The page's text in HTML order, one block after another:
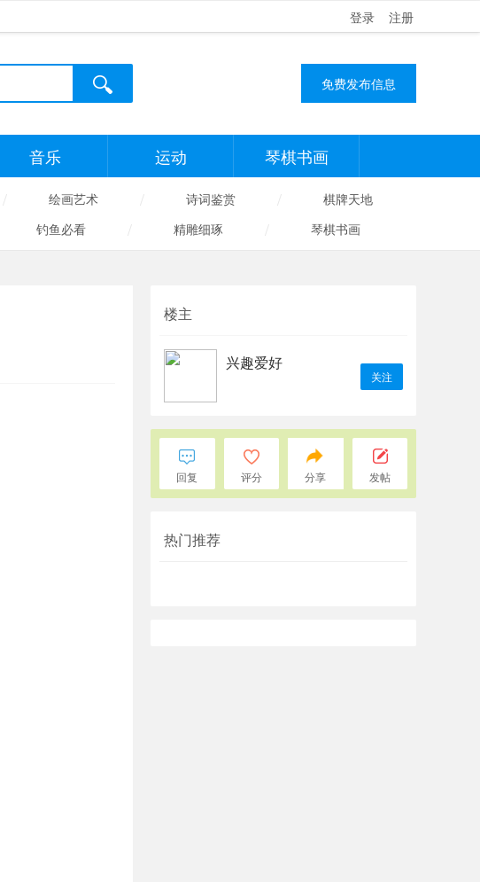
登录 注册
免费发布信息
音乐 运动 琴棋书画
绘画艺术 诗词鉴赏
棋牌天地
钓鱼必看 精雕细琢 琴棋书画
楼主
兴趣爱好
关注
回复 评分 分享 发帖
热门推荐